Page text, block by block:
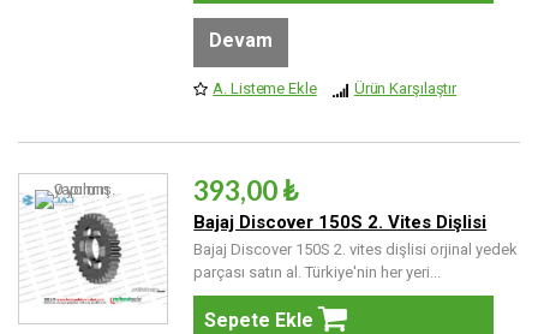
Devam
A. Listeme Ekle Ürün Karşılaştır
393,00 ₺
Bajaj Discover 150S 2. Vites Dişlisi
Bajaj Discover 150S 2. vites dişlisi orjinal yedek
parçası satın al. Türkiye'nin her yeri...
Sepete Ekle